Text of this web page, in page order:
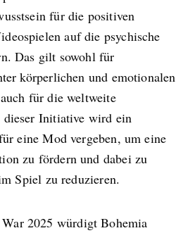
für die positiven
auf die psychische
Das gilt sowohl für
körperlichen und emotionalen
für die weltweite
Initiative wird ein
eine Mod vergeben, um eine
zu fördern und dabei zu
Spiel zu reduzieren.
2025 würdigt Bohemia